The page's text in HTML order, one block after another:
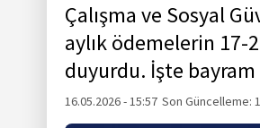
Çalışma ve Sosyal
aylık ödemelerin 17-
duyurdu. İşte
16.05.2026 - 15:57 Son Güncelleme: